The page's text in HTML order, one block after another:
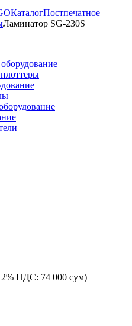
КаталогПостпечатное
Ламинатор SG-230S
НДС: 74 000 сум)